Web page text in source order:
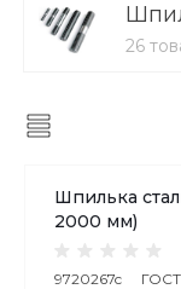
26
Шпилька
2000 мм)
9720267c